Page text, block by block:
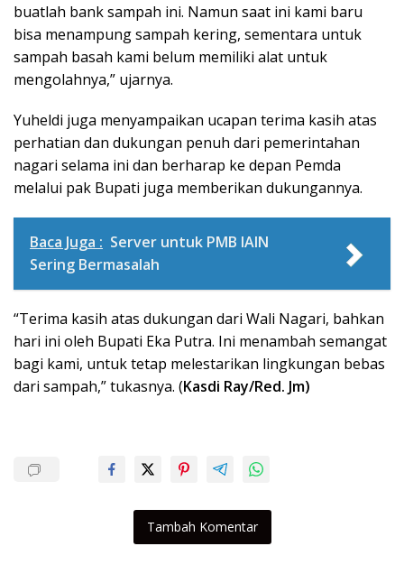
buatlah bank sampah ini. Namun saat ini kami baru
bisa menampung sampah kering, sementara untuk
sampah basah kami belum memiliki alat untuk
mengolahnya,” ujarnya.
Yuheldi juga menyampaikan ucapan terima kasih atas
perhatian dan dukungan penuh dari pemerintahan
nagari selama ini dan berharap ke depan Pemda
melalui pak Bupati juga memberikan dukungannya.
Baca Juga : Server untuk PMB IAIN
Sering Bermasalah
“Terima kasih atas dukungan dari Wali Nagari, bahkan
hari ini oleh Bupati Eka Putra. Ini menambah semangat
bagi kami, untuk tetap melestarikan lingkungan bebas
dari sampah,” tukasnya. (Kasdi Ray/Red. Jm)
Tambah Komentar